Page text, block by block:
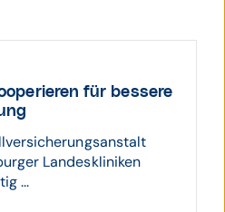
für bessere
Landeskliniken
...